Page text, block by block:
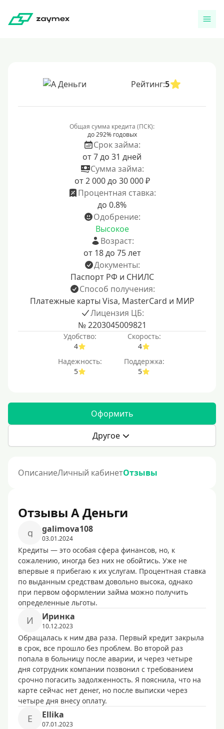
Рейтинг:5
Общая сумма кредита (ПСК):
до 292% годовых
Срок займа:
от 7 до 31 дней
Сумма займа:
от 2 000 до 30 000 ₽
Процентная ставка:
до 0.8%
Одобрение:
Высокое
Возраст:
от 18 до 75 лет
Документы:
Паспорт РФ и СНИЛС
Способ получения:
Платежные карты Visa, MasterCard и МИР
Лицензия ЦБ:
№ 2203045009821
Удобство:
4
Скорость:
4
Надежность:
5
Поддержка:
5
Оформить
Другое
ОписаниеЛичный кабинетОтзывы
Отзывы А Деньги
g galimova108
03.01.2024
Кредиты — это особая сфера финансов, но, к
сожалению, иногда без них не обойтись. Уже не
впервые я прибегаю к их услугам. Процентная ставка
по выданным средствам довольно высока, однако
при первом оформлении займа можно получить
определенные льготы.
И Иринка
10.12.2023
Обращалась к ним два раза. Первый кредит закрыла
в срок, все прошло без проблем. Во второй раз
попала в больницу после аварии, и через четыре
дня сотрудник компании позвонил с требованием
срочно погасить задолженность. Я пояснила, что на
карте сейчас нет денег, но после выписки через
четыре дня внесу оплату.
E Ellika
07.01.2023